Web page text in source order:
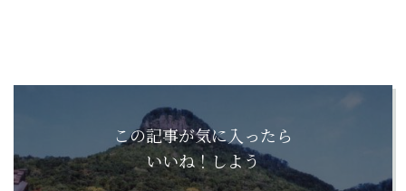
この記事が気に入ったら
いいね！しよう